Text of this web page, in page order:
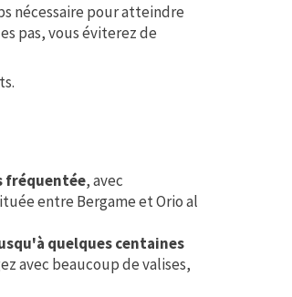
nécessaire pour atteindre
pas, vous éviterez de
fréquentée, avec
entre Bergame et Orio al
quelques centaines
avec beaucoup de valises,